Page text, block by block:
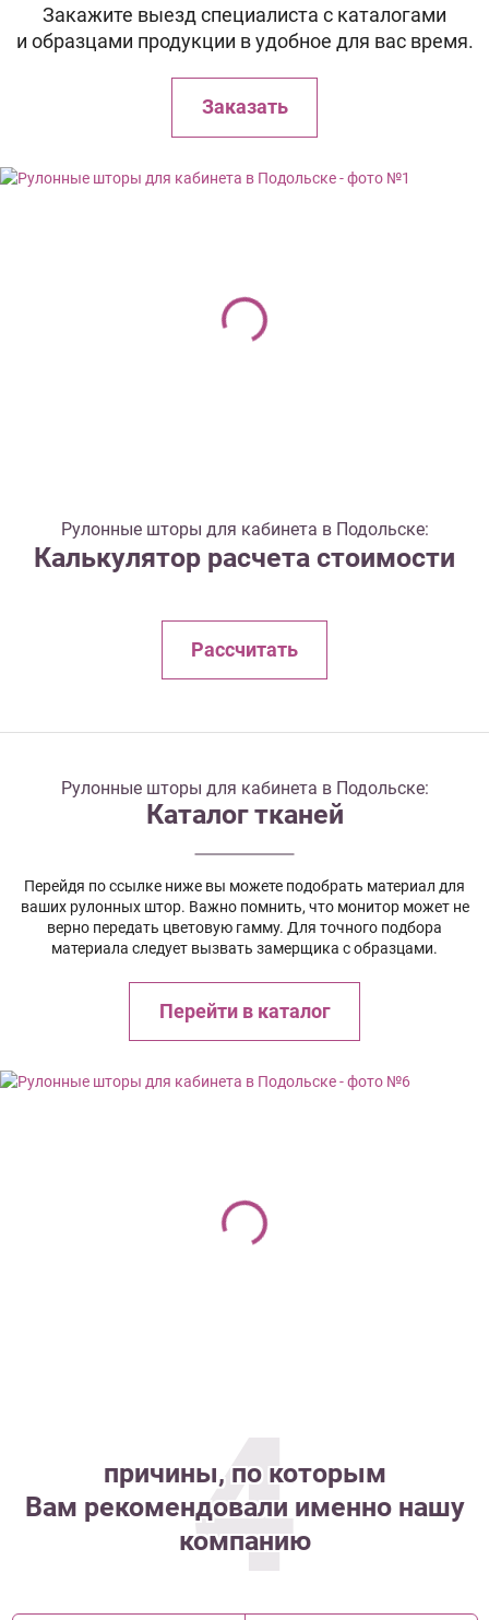
Закажите выезд специалиста с каталогами
и образцами продукции в удобное для вас время.
Заказать
Рулонные шторы для кабинета в Подольске:
Калькулятор расчета стоимости
Рассчитать
Рулонные шторы для кабинета в Подольске:
Каталог тканей
Перейдя по ссылке ниже вы можете подобрать материал для
ваших рулонных штор. Важно помнить, что монитор может не
верно передать цветовую гамму. Для точного подбора
материала следует вызвать замерщика с образцами.
Перейти в каталог
4
причины, по которым
Вам рекомендовали именно нашу
компанию